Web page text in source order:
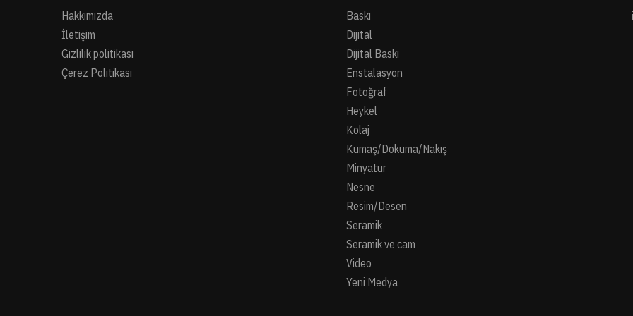
Hakkımızda
İletişim
Gizlilik politikası
Çerez Politikası
Baskı
Dijital
Dijital Baskı
Enstalasyon
Fotoğraf
Heykel
Kolaj
Kumaş/Dokuma/Nakış
Minyatür
Nesne
Resim/Desen
Seramik
Seramik ve cam
Video
Yeni Medya